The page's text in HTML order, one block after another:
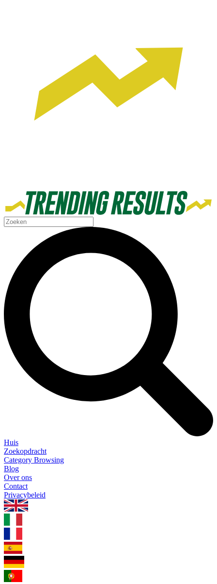
Huis
Zoekopdracht
Category Browsing
Blog
Over ons
Contact
Privacybeleid